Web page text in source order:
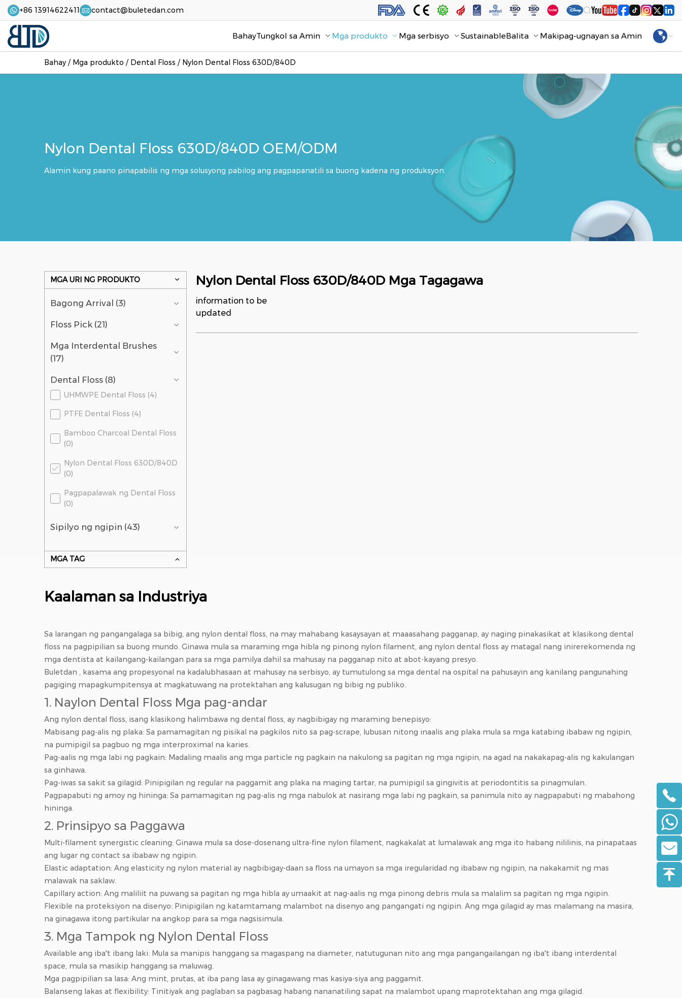
+86 13914622411 contact@buletedan.com
BahayTungkol sa Amin Mga produkto Mga serbisyo SustainableBalita Makipag-ugnayan sa Amin
Bahay / Mga produkto / Dental Floss / Nylon Dental Floss 630D/840D
Nylon Dental Floss 630D/840D OEM/ODM
Alamin kung paano pinapabilis ng mga solusyong pabilog ang pagpapanatili sa buong kadena ng produksyon.
MGA URI NG PRODUKTO
Bagong Arrival (3)
Floss Pick (21)
Mga Interdental Brushes
(17)
Dental Floss (8)
UHMWPE Dental Floss (4)
PTFE Dental Floss (4)
Bamboo Charcoal Dental Floss
(0)
Nylon Dental Floss 630D/840D
(0)
Pagpapalawak ng Dental Floss
(0)
Sipilyo ng ngipin (43)
MGA TAG
Nylon Dental Floss 630D/840D Mga Tagagawa
information to be
updated
Kaalaman sa Industriya
Sa larangan ng pangangalaga sa bibig, ang nylon dental floss, na may mahabang kasaysayan at maaasahang pagganap, ay naging pinakasikat at klasikong dental
floss na pagpipilian sa buong mundo. Ginawa mula sa maraming mga hibla ng pinong nylon filament, ang nylon dental floss ay matagal nang inirerekomenda ng
mga dentista at kailangang-kailangan para sa mga pamilya dahil sa mahusay na pagganap nito at abot-kayang presyo.
Buletdan , kasama ang propesyonal na kadalubhasaan at mahusay na serbisyo, ay tumutulong sa mga dental na ospital na pahusayin ang kanilang pangunahing
pagiging mapagkumpitensya at magkatuwang na protektahan ang kalusugan ng bibig ng publiko.
1. Naylon Dental Floss Mga pag-andar
Ang nylon dental floss, isang klasikong halimbawa ng dental floss, ay nagbibigay ng maraming benepisyo:
Mabisang pag-alis ng plaka: Sa pamamagitan ng pisikal na pagkilos nito sa pag-scrape, lubusan nitong inaalis ang plaka mula sa mga katabing ibabaw ng ngipin,
na pumipigil sa pagbuo ng mga interproximal na karies.
Pag-aalis ng mga labi ng pagkain: Madaling maalis ang mga particle ng pagkain na nakulong sa pagitan ng mga ngipin, na agad na nakakapag-alis ng kakulangan
sa ginhawa.
Pag-iwas sa sakit sa gilagid: Pinipigilan ng regular na paggamit ang plaka na maging tartar, na pumipigil sa gingivitis at periodontitis sa pinagmulan.
Pagpapabuti ng amoy ng hininga: Sa pamamagitan ng pag-alis ng mga nabulok at nasirang mga labi ng pagkain, sa panimula nito ay nagpapabuti ng mabahong
hininga.
2. Prinsipyo sa Paggawa
Multi-filament synergistic cleaning: Ginawa mula sa dose-dosenang ultra-fine nylon filament, nagkakalat at lumalawak ang mga ito habang nililinis, na pinapataas
ang lugar ng contact sa ibabaw ng ngipin.
Elastic adaptation: Ang elasticity ng nylon material ay nagbibigay-daan sa floss na umayon sa mga iregularidad ng ibabaw ng ngipin, na nakakamit ng mas
malawak na saklaw.
Capillary action: Ang maliliit na puwang sa pagitan ng mga hibla ay umaakit at nag-aalis ng mga pinong debris mula sa malalim sa pagitan ng mga ngipin.
Flexible na proteksiyon na disenyo: Pinipigilan ng katamtamang malambot na disenyo ang pangangati ng ngipin. Ang mga gilagid ay mas malamang na masira,
na ginagawa itong partikular na angkop para sa mga nagsisimula.
3. Mga Tampok ng Nylon Dental Floss
Available ang iba't ibang laki: Mula sa manipis hanggang sa magaspang na diameter, natutugunan nito ang mga pangangailangan ng iba't ibang interdental
space, mula sa masikip hanggang sa maluwag.
Mga pagpipilian sa lasa: Ang mint, prutas, at iba pang lasa ay ginagawang mas kasiya-siya ang paggamit.
Balanseng lakas at flexibility: Tinitiyak ang paglaban sa pagbasag habang nananatiling sapat na malambot upang maprotektahan ang mga gilagid.